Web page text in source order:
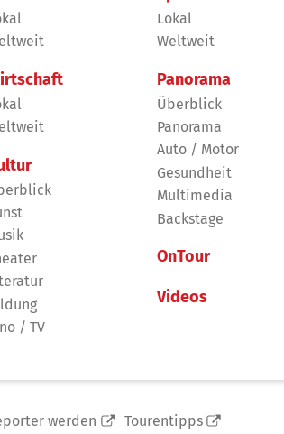
/ TV
Lokal
Weltweit
Panorama
Überblick
Panorama
Auto / Motor
Gesundheit
Multimedia
Backstage
OnTour
Videos
werden Tourentipps